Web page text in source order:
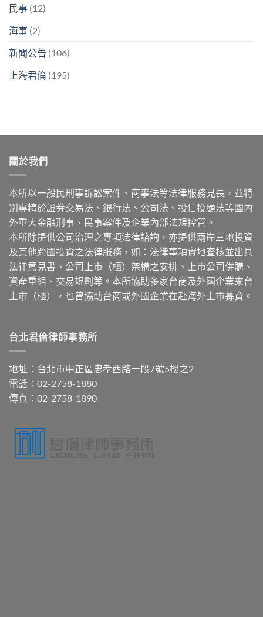
民事 (12)
海事 (2)
新聞公告 (106)
上海君倫 (195)
關於我們
本所以一般民刑事訴訟案件、商事法等法律服務見長，並特
別專精於證券交易法、銀行法、公司法、投信投顧法等國內
外重大金融刑事、民事案件及企業內部法規控管。
本所除提供公司治理之專項法律諮詢，亦提供兩岸三地投資
及其他跨國投資之法律服務，如：法律事項實地查核並出具
法律意見書、公司上市（櫃）架構之安排、上市公司併購、
資產重組、交易規劃等。本所協助多家台商及外國企業來台
上市（櫃），也曾協助台商或外國企業在赴海外上市募資。
台北君倫律師事務所
地址：台北市中正區忠孝西路一段7號5樓之2
電話：02-2758-1880
傳真：02-2758-1890